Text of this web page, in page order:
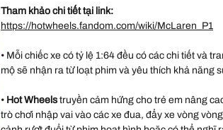
Tham khảo chi tiết tại link:
https://hotwheels.fandom.com/wiki/McLaren_P1
• Mỗi chiếc xe có tỷ lệ 1:64 đều có các chi tiết và
mộ sẽ nhận ra từ loạt phim và yêu thích khả năng
• Hot Wheelstruyền cảm hứng cho trẻ em nâng
trò chơi nhập vai vào các xe đua, đẩy xe vòng